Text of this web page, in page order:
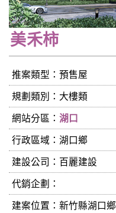
美禾柿
推案類型：預售屋
規劃類別：大樓類
網站分區： 湖口
行政區域：湖口鄉
建設公司： 百麗建設
代銷企劃：
建案位置：新竹縣湖口